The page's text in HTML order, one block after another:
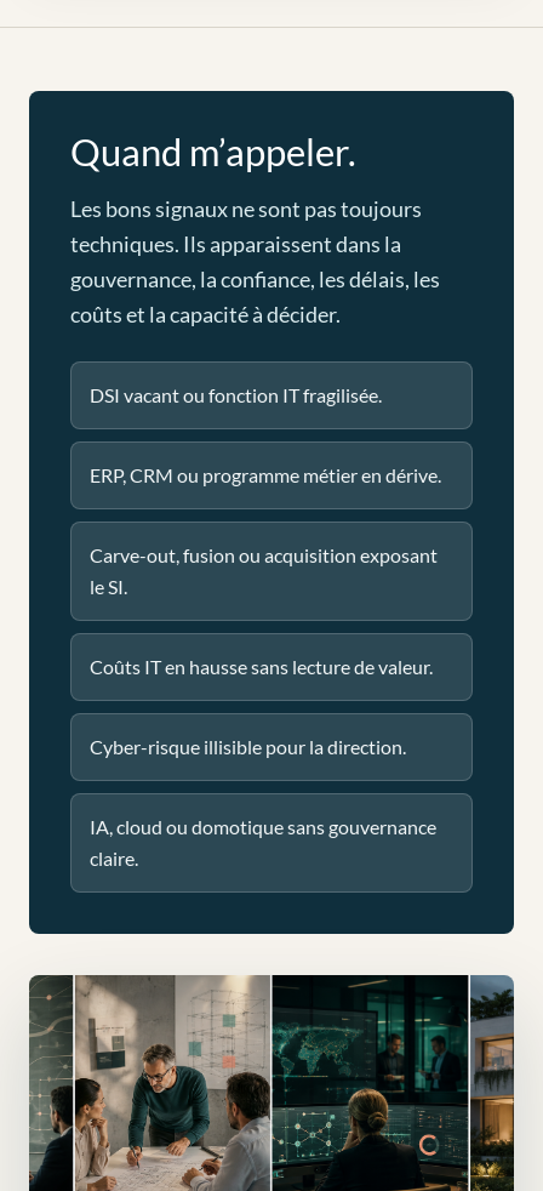
Quand m’appeler.
Les bons signaux ne sont pas toujours
techniques. Ils apparaissent dans la
gouvernance, la confiance, les délais, les
coûts et la capacité à décider.
DSI vacant ou fonction IT fragilisée.
ERP, CRM ou programme métier en dérive.
Carve-out, fusion ou acquisition exposant
le SI.
Coûts IT en hausse sans lecture de valeur.
Cyber-risque illisible pour la direction.
IA, cloud ou domotique sans gouvernance
claire.